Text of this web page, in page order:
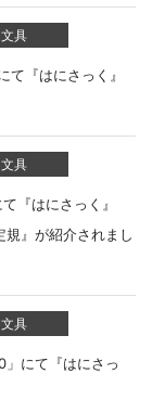
文具
『はにさっく』
文具
『はにさっく』
規』が紹介されまし
文具
にて『はにさっ